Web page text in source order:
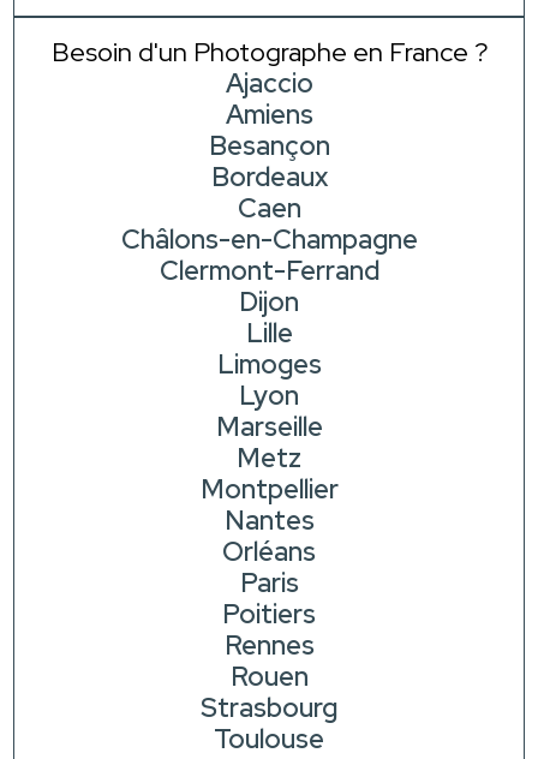
Besoin d'un Photographe en France ?
Ajaccio
Amiens
Besançon
Bordeaux
Caen
Châlons-en-Champagne
Clermont-Ferrand
Dijon
Lille
Limoges
Lyon
Marseille
Metz
Montpellier
Nantes
Orléans
Paris
Poitiers
Rennes
Rouen
Strasbourg
Toulouse